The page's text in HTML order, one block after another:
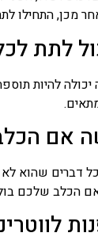
מכן, התחילו
לתת
להיות
אם
שהוא לא
הכלב שלכם